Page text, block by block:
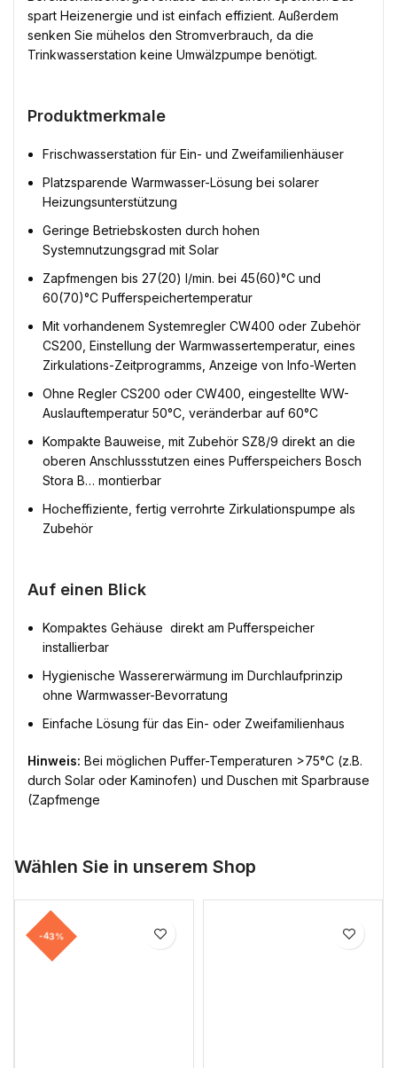
spart Heizenergie und ist einfach effizient. Außerdem
senken Sie mühelos den Stromverbrauch, da die
Trinkwasserstation keine Umwälzpumpe benötigt.
Produktmerkmale
Frischwasserstation für Ein- und Zweifamilienhäuser
Platzsparende Warmwasser-Lösung bei solarer
Heizungsunterstützung
Geringe Betriebskosten durch hohen
Systemnutzungsgrad mit Solar
Zapfmengen bis 27(20) l/min. bei 45(60)°C und
60(70)°C Pufferspeichertemperatur
Mit vorhandenem Systemregler CW400 oder Zubehör
CS200, Einstellung der Warmwassertemperatur, eines
Zirkulations-Zeitprogramms, Anzeige von Info-Werten
Ohne Regler CS200 oder CW400, eingestellte WW-
Auslauftemperatur 50°C, veränderbar auf 60°C
Kompakte Bauweise, mit Zubehör SZ8/9 direkt an die
oberen Anschlussstutzen eines Pufferspeichers Bosch
Stora B… montierbar
Hocheffiziente, fertig verrohrte Zirkulationspumpe als
Zubehör
Auf einen Blick
Kompaktes Gehäuse  direkt am Pufferspeicher
installierbar
Hygienische Wassererwärmung im Durchlaufprinzip 
ohne Warmwasser-Bevorratung
Einfache Lösung für das Ein- oder Zweifamilienhaus
Hinweis: Bei möglichen Puffer-Temperaturen >75°C (z.B.
durch Solar oder Kaminofen) und Duschen mit Sparbrause
(Zapfmenge
Wählen Sie in unserem Shop
-43%